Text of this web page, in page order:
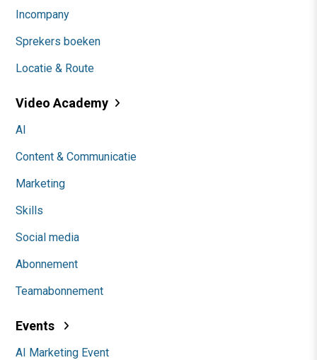
Incompany
Sprekers boeken
Locatie & Route
Video Academy
AI
Content & Communicatie
Marketing
Skills
Social media
Abonnement
Teamabonnement
Events
AI Marketing Event